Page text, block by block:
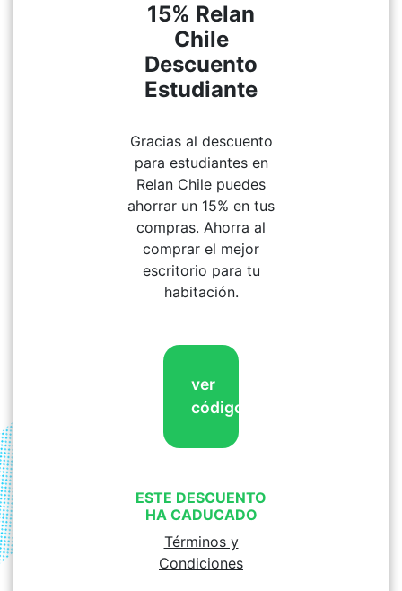
15% Relan
Chile
Descuento
Estudiante
Gracias al descuento
para estudiantes en
Relan Chile puedes
ahorrar un 15% en tus
compras. Ahorra al
comprar el mejor
escritorio para tu
habitación.
ver
código
ESTE DESCUENTO
HA CADUCADO
Términos y
Condiciones